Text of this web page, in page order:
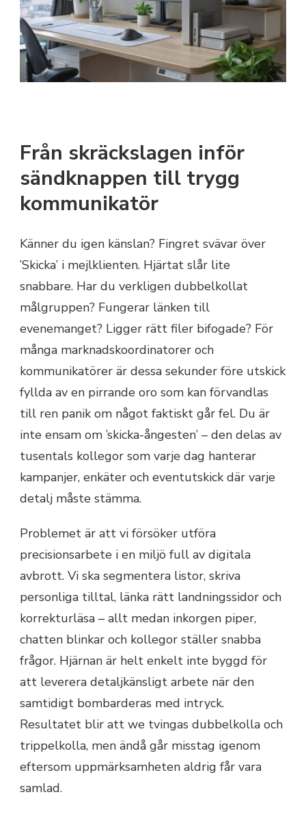
Från skräckslagen inför
sändknappen till trygg
kommunikatör
Känner du igen känslan? Fingret svävar över
’Skicka’ i mejlklienten. Hjärtat slår lite
snabbare. Har du verkligen dubbelkollat
målgruppen? Fungerar länken till
evenemanget? Ligger rätt filer bifogade? För
många marknadskoordinatorer och
kommunikatörer är dessa sekunder före utskick
fyllda av en pirrande oro som kan förvandlas
till ren panik om något faktiskt går fel. Du är
inte ensam om ’skicka-ångesten’ – den delas av
tusentals kollegor som varje dag hanterar
kampanjer, enkäter och eventutskick där varje
detalj måste stämma.
Problemet är att vi försöker utföra
precisionsarbete i en miljö full av digitala
avbrott. Vi ska segmentera listor, skriva
personliga tilltal, länka rätt landningssidor och
korrekturläsa – allt medan inkorgen piper,
chatten blinkar och kollegor ställer snabba
frågor. Hjärnan är helt enkelt inte byggd för
att leverera detaljkänsligt arbete när den
samtidigt bombarderas med intryck.
Resultatet blir att we tvingas dubbelkolla och
trippelkolla, men ändå går misstag igenom
eftersom uppmärksamheten aldrig får vara
samlad.